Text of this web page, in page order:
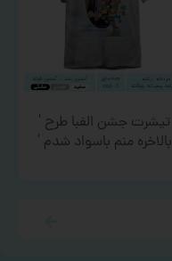
تیشرت جشن الفبا طرح ‘
بالاخره منم باسواد شدم ‘